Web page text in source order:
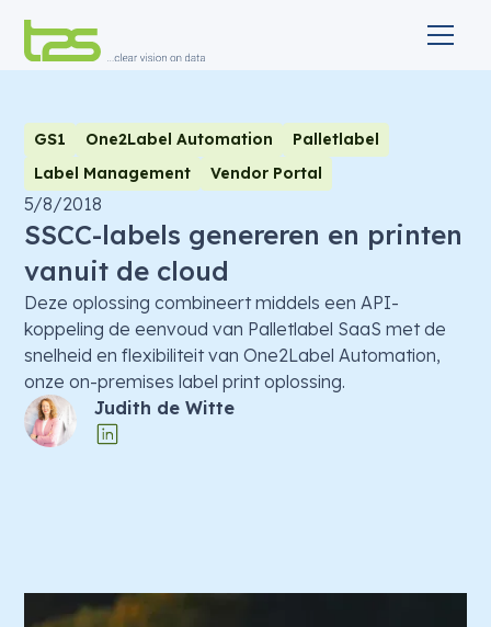
GS1 One2Label Automation
Palletlabel
Label Management
Vendor Portal
5/8/2018
SSCC-labels genereren en printen
vanuit de cloud
Deze oplossing combineert middels een API-
koppeling de eenvoud van Palletlabel SaaS met de
snelheid en flexibiliteit van One2Label Automation,
onze on-premises label print oplossing.
Judith de Witte